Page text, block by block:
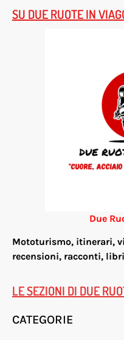
SU DUE RUOTE IN
Due
Mototurismo, itinerari,
recensioni, racconti,
LE SEZIONI DI DUE
CATEGORIE